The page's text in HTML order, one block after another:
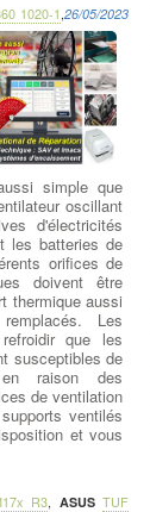
26/05/2023
simple que
oscillant
d'électricités
les batteries de
orifices de
doivent être
thermique aussi
Les
que les
susceptibles de
en raison des
de ventilation
ventilés
et vous
1020-1 ,
R3, ASUS TUF